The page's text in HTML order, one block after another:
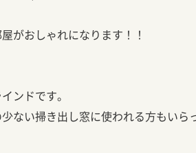
がおしゃれになります！！
ンドです。
ない掃き出し窓に使われる方もいら